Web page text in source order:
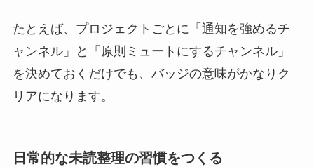
たとえば、プロジェクトごとに「通知を強めるチ
ャンネル」と「原則ミュートにするチャンネル」
を決めておくだけでも、バッジの意味がかなりク
リアになります。
日常的な未読整理の習慣をつくる